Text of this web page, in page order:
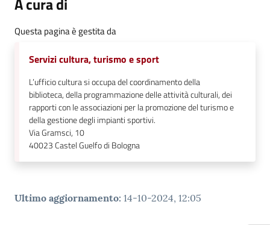
Questa pagina è gestita da
Servizi cultura, turismo e sport
L’ufficio cultura si occupa del coordinamento della
biblioteca, della programmazione delle attività culturali, dei
rapporti con le associazioni per la promozione del turismo e
della gestione degli impianti sportivi.
Via Gramsci, 10
40023Castel Guelfo di Bologna
Ultimo aggiornamento: 14-10-2024, 12:05